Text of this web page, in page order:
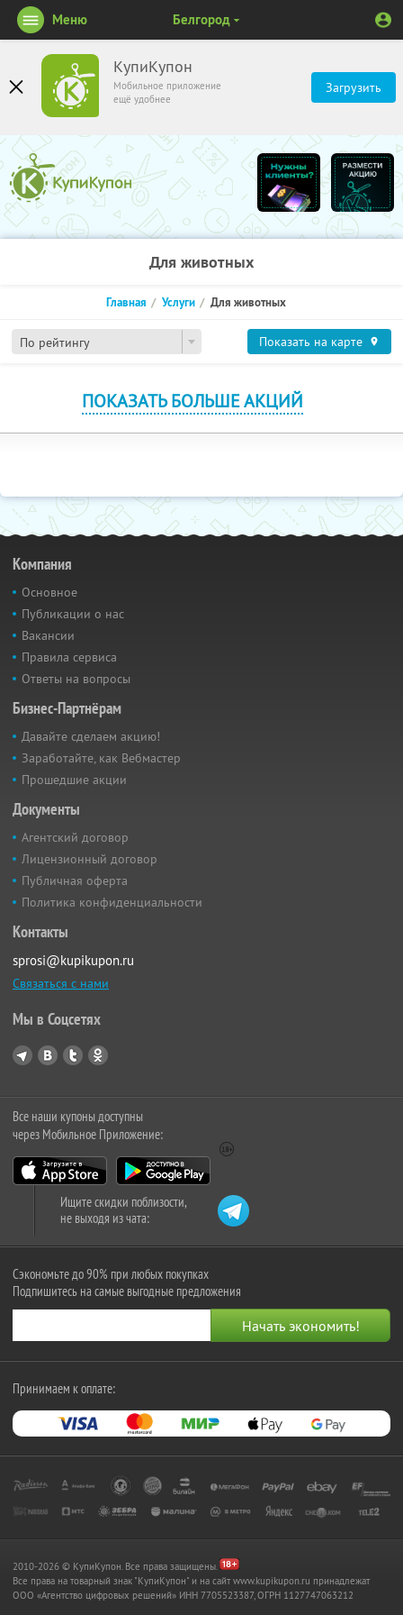
КупиКупон
Мобильное приложение
ещё удобнее
Загрузить
Меню Белгород
Для животных
По рейтингу
Главная Услуги Для животных
Показать на карте
ПОКАЗАТЬ БОЛЬШЕ АКЦИЙ
Компания
Основное
Публикации о нас
Вакансии
Правила сервиса
Ответы на вопросы
Бизнес-Партнёрам
Давайте сделаем акцию!
Заработайте, как Вебмастер
Прошедшие акции
Документы
Агентский договор
Лицензионный договор
Публичная оферта
Политика конфиденциальности
Контакты
sprosi@kupikupon.ru
Связаться с нами
Мы в Соцсетях
Все наши купоны доступны
через Мобильное Приложение:
Ищите скидки поблизости,
не выходя из чата:
Сэкономьте до 90% при любых покупках
Подпишитесь на самые выгодные предложения
Принимаем к оплате:
2010-2026 © КупиКупон. Все права защищены.
Все права на товарный знак "КупиКупон" и на сайт www.kupikupon.ru принадлежат
OOO «Агентство цифровых решений» ИНН 7705523387, ОГРН 1127747063212